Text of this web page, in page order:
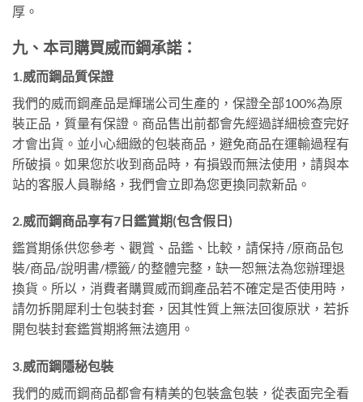
厚。
九、本司購買威而鋼承諾：
1.威而鋼品質保證
我們的威而鋼產品是輝瑞公司生產的，保證全部100%為原
裝正品，質量有保證。商品售出前都會先經過詳細檢查完好
才會出貨。並小心細緻的包裝商品，避免商品在運輸過程有
所破損。如果您於收到商品時，有損毀而無法使用，請與本
站的客服人員聯絡，我們會立即為您更換同款新品。
2.威而鋼商品享有7日鑑賞期(包含假日)
鑑賞期係供您參考、觀賞、品鑑、比較，請保持 /原商品包
裝/商品/說明書/標籤/ 的整體完整，缺一恕無法為您辦理退
換貨。所以，消費者購買威而鋼產品若不確定是否使用時，
請勿拆開犀利士包裝封套，因其性質上無法回復原狀，若拆
開包裝封套鑑賞期將無法適用。
3.威而鋼隱秘包裝
我們的威而鋼商品都會有精美的包裝盒包裝，從表面完全看